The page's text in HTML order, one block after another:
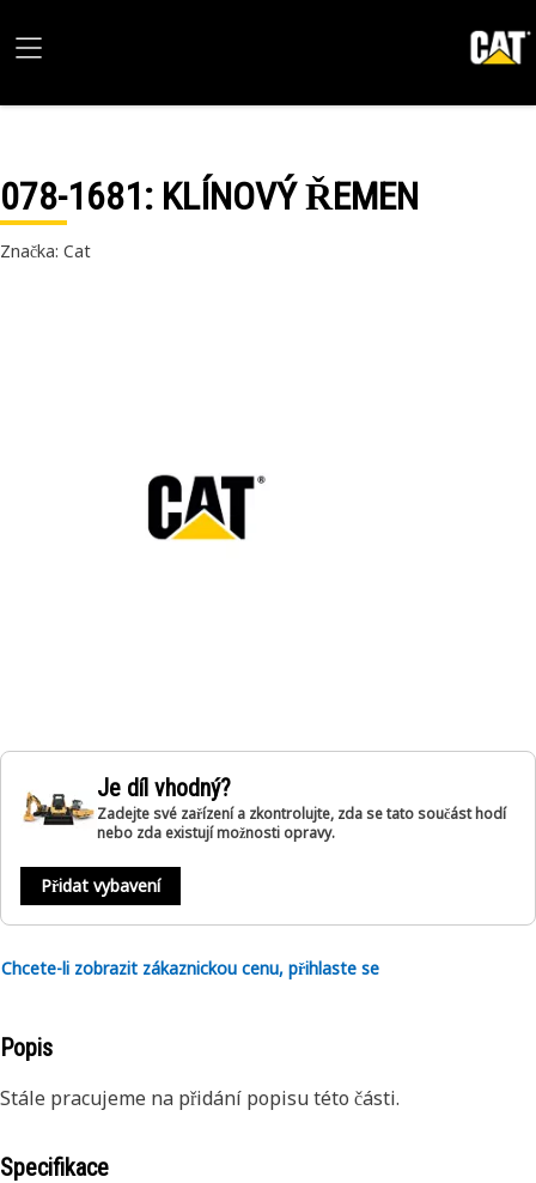
078-1681: KLÍNOVÝ ŘEMEN
Značka: Cat
Je díl vhodný?
Zadejte své zařízení a zkontrolujte, zda se tato součást hodí
nebo zda existují možnosti opravy.
Přidat vybavení
Chcete-li zobrazit zákaznickou cenu, přihlaste se
Popis
Stále pracujeme na přidání popisu této části.
Specifikace